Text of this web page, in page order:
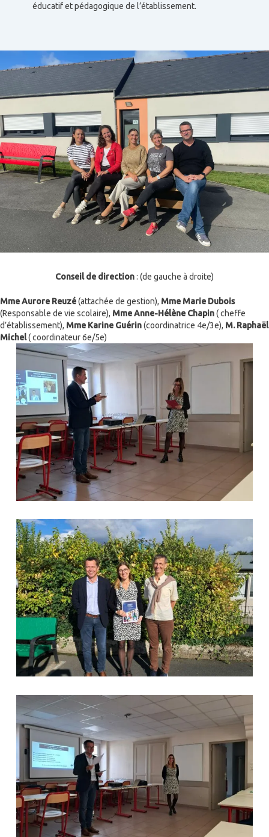
éducatif et pédagogique de l’établissement.
Conseil de direction: (de gauche à droite)
Mme Aurore Reuzé(attachée de gestion), Mme Marie Dubois
(Responsable de vie scolaire), Mme Anne-Hélène Chapin( cheffe
d’établissement), Mme Karine Guérin(coordinatrice 4e/3e), M. Raphaël
Michel( coordinateur 6e/5e)